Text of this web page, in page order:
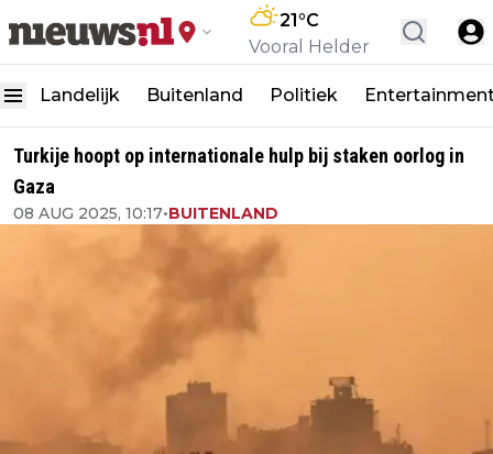
21°C
Vooral Helder
Landelijk Buitenland Politiek
Turkije hoopt op internationale hulp bij staken oorlog in
Gaza
08 AUG 2025, 10:17•BUITENLAND